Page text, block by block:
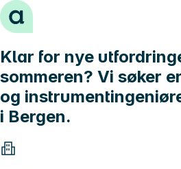
Hopp til innhold
Klar for nye
sommeren? Vi søker
og
i Bergen.